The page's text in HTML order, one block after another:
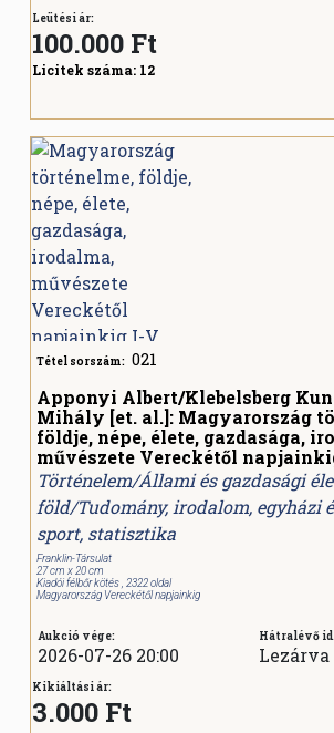
Leütési ár:
100.000 Ft
Licitek száma: 12
Tétel sorszám: 021
Apponyi Albert/Klebelsberg
Mihály [et. al.]: Magyarország
földje, népe, élete, gazdasága,
művészete Vereckétől
Történelem/Állami és gazdasági
föld/Tudomány, irodalom, egyházi
sport, statisztika
Franklin-Társulat
27 cm x 20 cm
Kiadói félbőr kötés , 2322 oldal
Magyarország Vereckétől napjainkig
Aukció vége:
2026-07-26 20:00
Hátralévő
Lezárva
Kikiáltási ár:
3.000 Ft